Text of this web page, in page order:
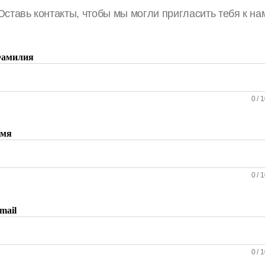
контакты, чтобы мы могли пригласить тебя к
0/
0/
0/